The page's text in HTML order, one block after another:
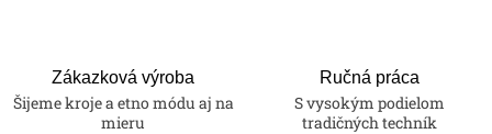
Zákazková výroba
Šijeme kroje a etno módu aj na
mieru
Ručná práca
S vysokým podielom
tradičných techník